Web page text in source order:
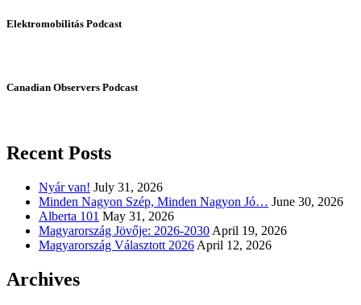
Elektromobilitás Podcast
Canadian Observers Podcast
Recent Posts
Nyár van! July 31, 2026
Minden Nagyon Szép, Minden Nagyon Jó… June 30, 2026
Alberta 101 May 31, 2026
Magyarország Jövője: 2026-2030 April 19, 2026
Magyarország Választott 2026 April 12, 2026
Archives